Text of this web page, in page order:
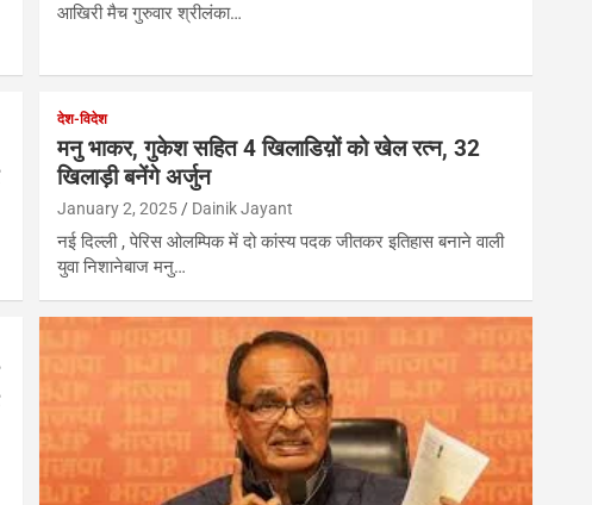
आखिरी मैच गुरुवार श्रीलंका…
देश-विदेश
मनु भाकर, गुकेश सहित 4 खिलाडिय़ों को खेल रत्न, 32
खिलाड़ी बनेंगे अर्जुन
January 2, 2025 Dainik Jayant
नई दिल्ली , पेरिस ओलम्पिक में दो कांस्य पदक जीतकर इतिहास बनाने वाली
युवा निशानेबाज मनु…